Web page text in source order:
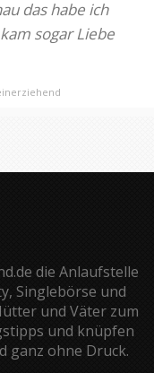
das habe ich
sogar Liebe
die Anlaufstelle
Singlebörse und
und Väter zum
und knüpfen
ganz ohne Druck.